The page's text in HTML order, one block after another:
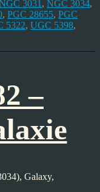
3031 , NGC 3034,
, PGC 28655, PGC
5322, UGC 5398,
–